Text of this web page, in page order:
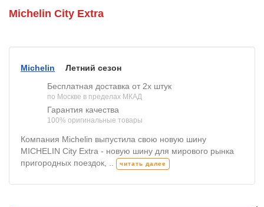
Michelin City Extra
Michelin
Летний сезон
Бесплатная доставка от 2х штук
по Москве в пределах МКАД
Гарантия качества
100% оригинальные товары
Компания Michelin выпустила свою новую шину
MICHELIN City Extra - новую шину для мирового рынка
пригородных поездок, ..
читать далее